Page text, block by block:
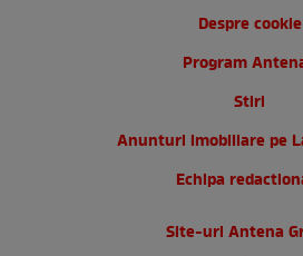
Despre cookie
Program
Stiri
Anunturi imobiliare pe
Echipa
Site-uri Antena